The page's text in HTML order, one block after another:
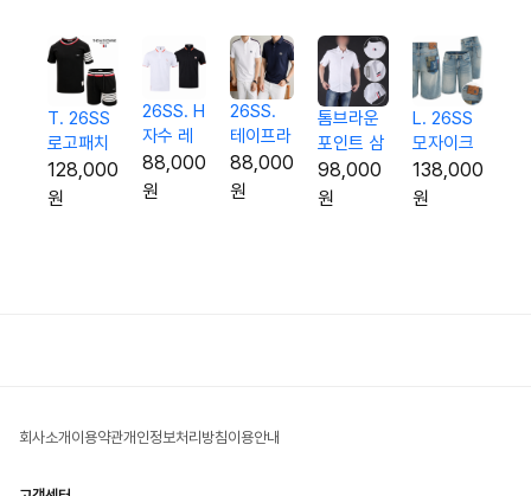
T. 26SS
로고패치
시보리 반
팔 & 반바
128,000
원
26SS. H
자수 레
터링 팁
카라 티
88,000
원
26SS.
테이프라
인 G자수
실켓 카
88,000
원
톰브라운
포인트 삼
선 하프 셔
츠
98,000
원
L. 26SS
모자이크
로고 하프
진
138,000
원
회사소개 이용약관개인정보처리방침이용안내